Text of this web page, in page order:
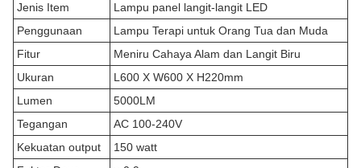
Jenis Item
Lampu panel langit-langit LED
Penggunaan
Lampu Terapi untuk Orang Tua dan Muda
Fitur
Meniru Cahaya Alam dan Langit Biru
Ukuran
L600 X W600 X H220mm
Lumen
5000LM
Tegangan
AC 100-240V
Kekuatan output
150 watt